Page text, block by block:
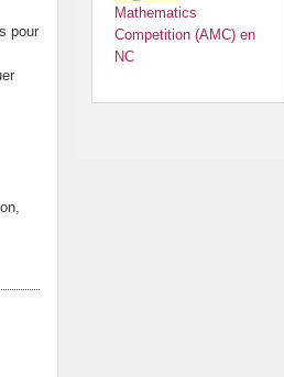
pour
Mathematics
Competition (AMC) en
NC